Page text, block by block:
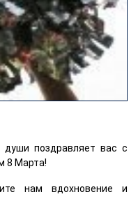
души поздравляет вас с
8 Марта!
нам вдохновение и